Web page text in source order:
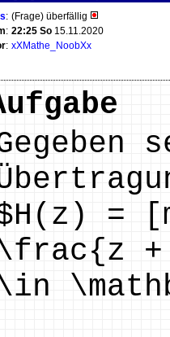
: (Frage) überfällig
: 22:25 So 15.11.2020
: xXMathe_NoobXx
=
+